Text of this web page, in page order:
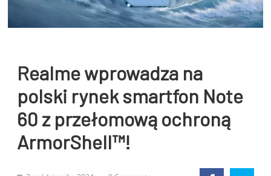
Realme wprowadza na
polski rynek smartfon Note
60 z przełomową ochroną
ArmorShell™!